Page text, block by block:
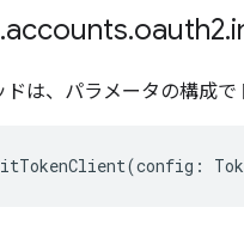
.accounts.oauth2.
ドは、パラメータの構成で
(config :